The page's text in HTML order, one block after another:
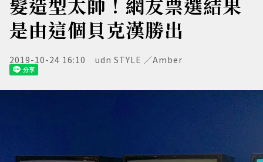
是由這個貝克漢勝出
2019-10-24 16:10 udn STYLE ／Amber